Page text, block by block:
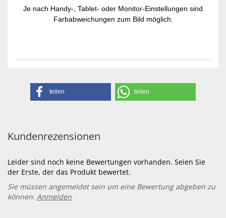
Je nach Handy-, Tablet- oder Monitor-Einstellungen sind
Farbabweichungen zum Bild möglich.
teilen teilen
Kundenrezensionen
Leider sind noch keine Bewertungen vorhanden. Seien Sie
der Erste, der das Produkt bewertet.
Sie müssen angemeldet sein um eine Bewertung abgeben zu
können. Anmelden